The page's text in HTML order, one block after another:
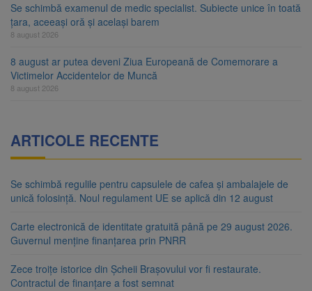
Se schimbă examenul de medic specialist. Subiecte unice în toată
țara, aceeași oră și același barem
8 august 2026
8 august ar putea deveni Ziua Europeană de Comemorare a
Victimelor Accidentelor de Muncă
8 august 2026
ARTICOLE RECENTE
Se schimbă regulile pentru capsulele de cafea și ambalajele de
unică folosință. Noul regulament UE se aplică din 12 august
Carte electronică de identitate gratuită până pe 29 august 2026.
Guvernul menține finanțarea prin PNRR
Zece troițe istorice din Șcheii Brașovului vor fi restaurate.
Contractul de finanțare a fost semnat